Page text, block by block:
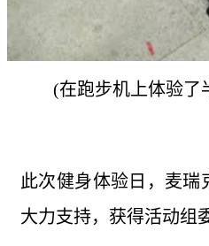
(在跑步机上体验了
此次健身体验日，麦
大力支持，获得活动组